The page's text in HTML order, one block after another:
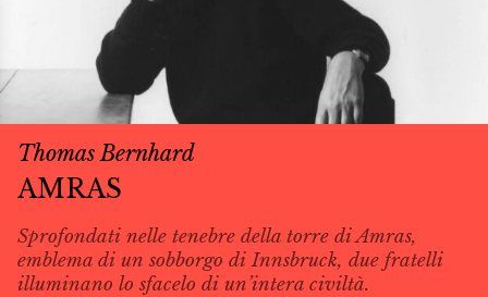
Thomas Bernhard
AMRAS
Sprofondati nelle tenebre della torre di Amras,
emblema di un sobborgo di Innsbruck, due fratelli
illuminano lo sfacelo di un’intera civiltà.